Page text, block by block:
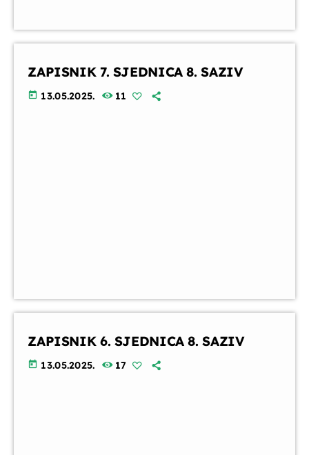
ZAPISNIK 7. SJEDNICA 8. SAZIV
today 13.05.2025. 11
ZAPISNIK 6. SJEDNICA 8. SAZIV
today 13.05.2025. 17